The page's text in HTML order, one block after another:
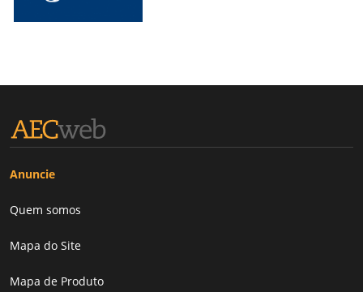
Anuncie
Quem somos
Mapa do Site
Mapa de Produto